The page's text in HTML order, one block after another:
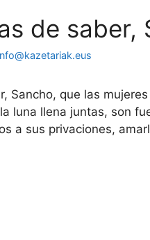
de saber,
Sancho, que las
luna llena juntas, son
a sus privaciones,